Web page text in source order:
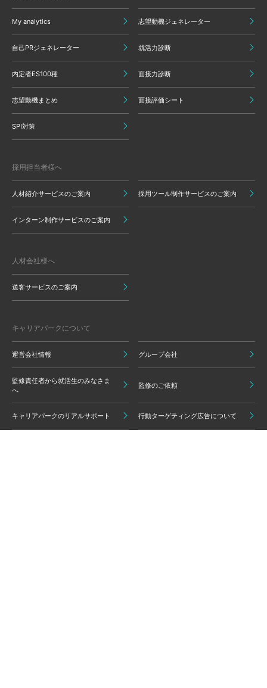
My analytics 志望動機ジェネレーター
自己PRジェネレーター 就活力診断
内定者ES100種 面接力診断
志望動機まとめ 面接評価シート
SPI対策
採用担当者様へ
人材紹介サービスのご案内 採用ツール制作サービスのご案内
インターン制作サービスのご案内
人材会社様へ
送客サービスのご案内
キャリアパークについて
運営会社情報 グループ会社
監修責任者から就活生のみなさま
へ
監修のご依頼
キャリアパークのリアルサポート 行動ターゲティング広告について